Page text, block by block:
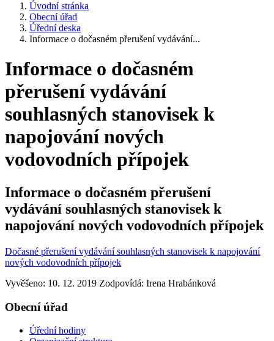
Úvodní stránka
Obecní úřad
Úřední deska
Informace o dočasném přerušení vydávání...
Informace o dočasném
přerušení vydávání
souhlasných stanovisek k
napojování nových
vodovodních přípojek
Informace o dočasném přerušení
vydávání souhlasných stanovisek k
napojování nových vodovodních přípojek
Dočasné přerušení vydávání souhlasných stanovisek k napojování
nových vodovodních přípojek
Vyvěšeno: 10. 12. 2019 Zodpovídá: Irena Hrabánková
Obecní úřad
Úřední hodiny